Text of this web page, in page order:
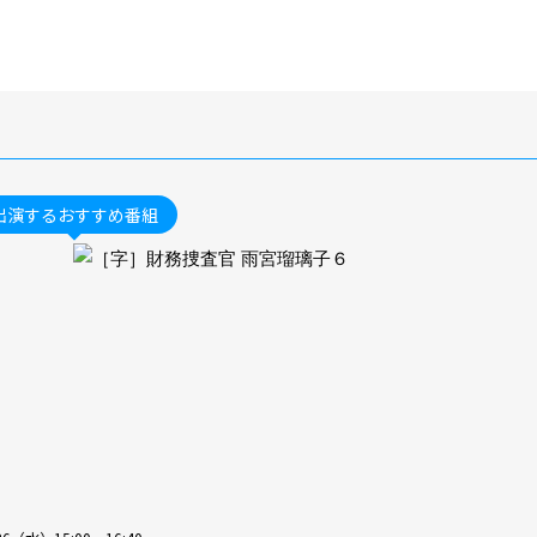
演するおすすめ番組